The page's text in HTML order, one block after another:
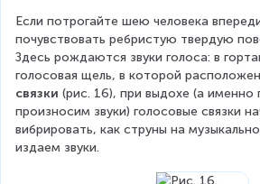
Если потрогайте шею человека
почувствовать ребристую твердую
Здесь рождаются звуки голоса: в
голосовая щель, в которой
связки (рис. 16), при выдохе (а именно
произносим звуки) голосовые связки
вибрировать, как струны на
издаем звуки.